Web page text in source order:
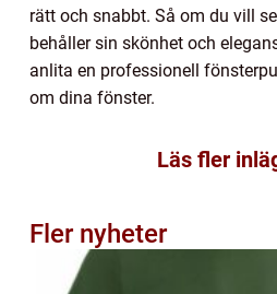
rätt och snabbt. Så om du vill
behåller sin skönhet och
anlita en professionell
om dina fönster.
Läs fler
Fler nyheter